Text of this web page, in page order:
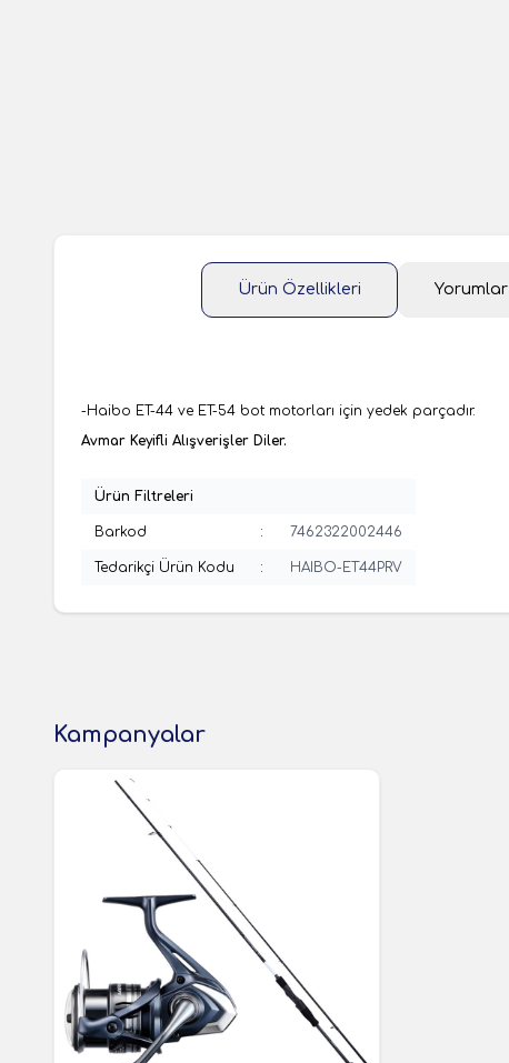
Ürün Özellikleri Yorumlar
-Haibo ET-44 ve ET-54 bot motorları için yedek parçadır.
Avmar Keyifli Alışverişler Diler.
Ürün Filtreleri
Barkod : 7462322002446
Tedarikçi Ürün Kodu : HAIBO-ET44PRV
Kampanyalar